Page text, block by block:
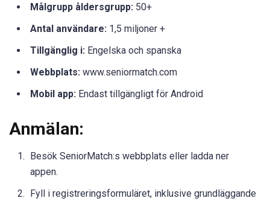
Målgrupp åldersgrupp: 50+
Antal användare: 1,5 miljoner +
Tillgänglig i: Engelska och spanska
Webbplats: www.seniormatch.com
Mobil app: Endast tillgängligt för Android
Anmälan:
Besök SeniorMatch:s webbplats eller ladda ner
appen.
Fyll i registreringsformuläret, inklusive grundläggande